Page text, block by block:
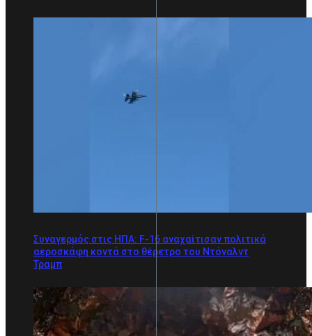
Συναγερμός στις ΗΠΑ: F-16 αναχαίτισαν πολιτικά
αεροσκάφη κοντά στο θέρετρο του Ντόναλντ
Τραμπ